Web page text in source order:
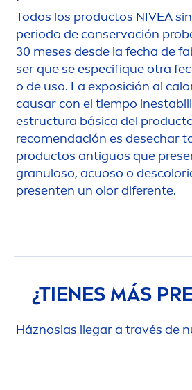
Todos los productos NIVEA
periodo de conservación
30 meses desde la fecha de
ser que se especifique otra
o de uso. La exposición al
causar con el tiempo
estructura básica del
recomendación es desechar
productos antiguos que
granuloso, acuoso o descolor
presenten un olor diferente.
¿TIENES MÁS
Háznoslas llegar a través de